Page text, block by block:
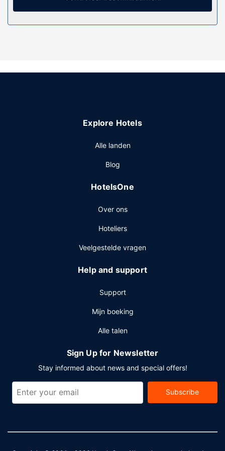
Algemene voorziening
Maak gebruik van handige voorzieningen zoals gratis wifi,
een gratis ontbijtbuffet.
uitcheckservice, een 24-uurs receptie en een
Explore Hotels
Alle landen
Blog
HotelsOne
Over ons
Hoteliers
Veelgestelde vragen
Help and support
Support
Mijn boeking
Alle talen
Sign Up for Newsletter
Stay informed about news and special offers!
Subscribe